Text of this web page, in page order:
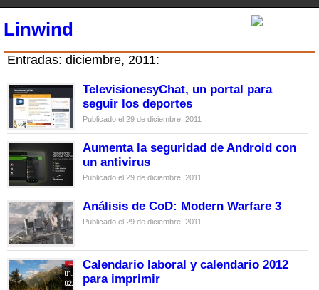
Linwind
Entradas: diciembre, 2011:
TelevisionesyChat, un portal para
seguir los deportes
Publicado el 29 de diciembre, 2011
Aumenta la seguridad de Android con
un antivirus
Publicado el 29 de diciembre, 2011
Análisis de CoD: Modern Warfare 3
Publicado el 29 de diciembre, 2011
Calendario laboral y calendario 2012
para imprimir